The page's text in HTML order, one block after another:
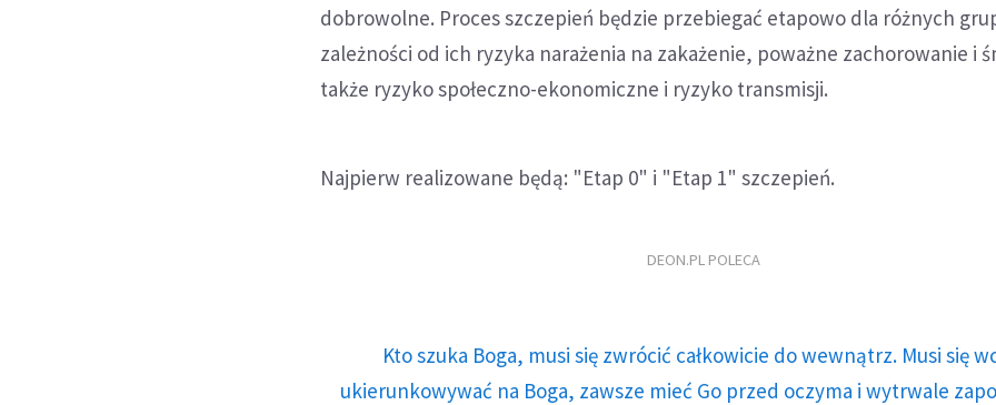
dobrowolne. Proces szczepień będzie przebiegać etapowo dla różnych
zależności od ich ryzyka narażenia na zakażenie, poważne zachorowanie i
także ryzyko społeczno-ekonomiczne i ryzyko transmisji.
Najpierw realizowane będą: "Etap 0" i "Etap 1" szczepień.
DEON.PL POLECA
Kto szuka Boga, musi się zwrócić całkowicie do wewnątrz. Musi się
ukierunkowywać na Boga, zawsze mieć Go przed oczyma i wytrwale